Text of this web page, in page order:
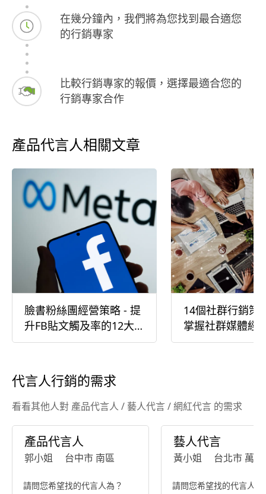
及音樂檢
法、義等
學生程度
•與古典
內樂音樂
樂會《
唱 •桃園
女高音/女
藝術音樂
卜。勒的
演出 •雙十國慶典禮於總統府前演出 N
SO的朋友
多芬：《合唱
九號交響
樂季－
勒：降E大調 第八號交響曲
次前三名 📍想進一步了解，請隨時聯
繫！期待
保留法律
在幾分鐘內，我們將為您找到最合適您
的行銷專家
比較行銷專家的報價，選擇最適合您的
行銷專家合作
產品代言人相關文章
臉書粉絲團經營策略 - 提
升FB貼文觸及率的12大
策略
14個社群行銷策
掌握社群媒體經
代言人行銷的需求
看看其他人對 產品代言人 / 藝人代言 / 網紅代言 的需求
產品代言人
郭小姐 台中市 南區
請問您希望找的代言人為？
藝人代言
黃小姐 台北市 萬
請問您希望找的代言人為